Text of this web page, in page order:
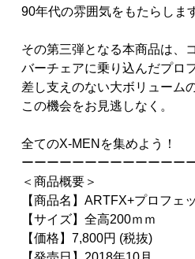
90年代の雰囲気をもたらしま
その第三弾となる本商品は、
バーチェアに乗り込んだプロ
差し支えのない大ボリューム
この機会をお見逃しなく。
全てのX-MENを集めよう！
ーーーーーーーーーーーーー
＜商品概要＞
【商品名】ARTFX+プロフェ
【サイズ】全高200ｍｍ
【価格】7,800円 (税抜)